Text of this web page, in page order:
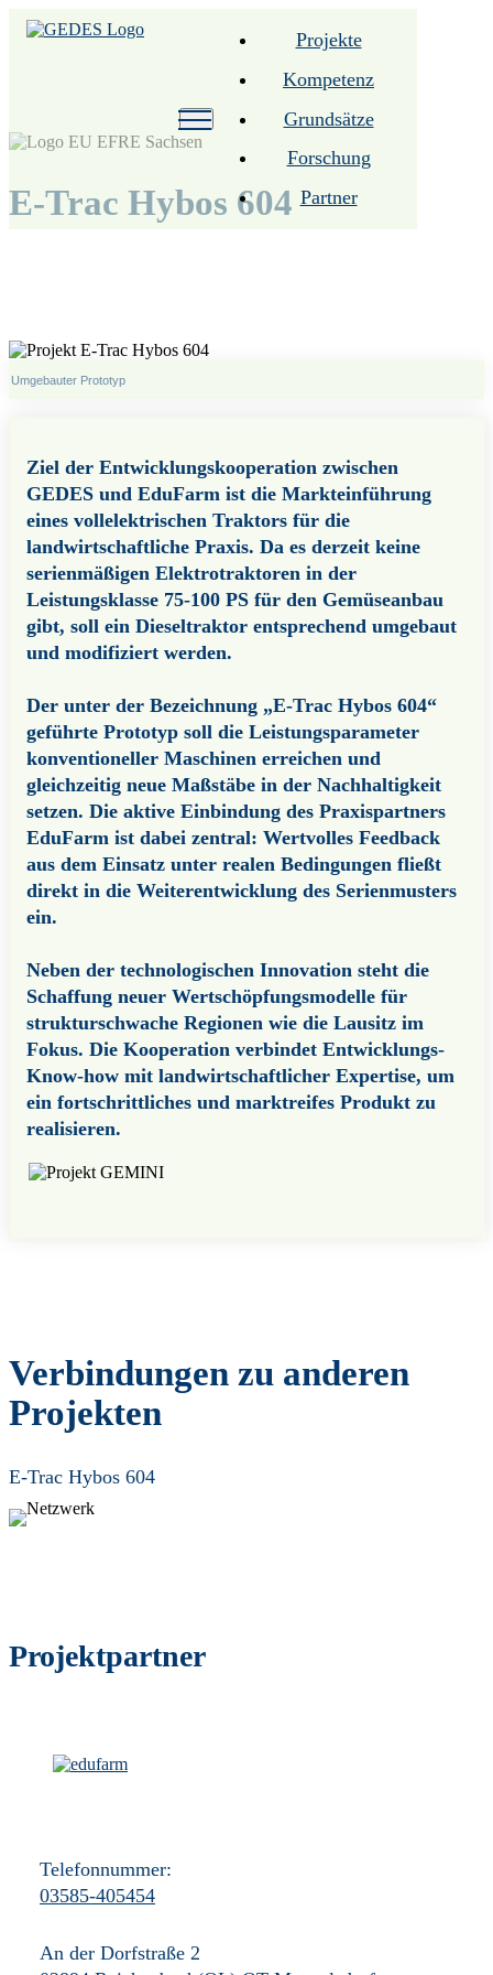
Projekte
Kompetenz
Grundsätze
Forschung
Partner
E-Trac Hybos 604
Umgebauter Prototyp
Ziel der Entwicklungskooperation zwischen
GEDES und EduFarm ist die Markteinführung
eines vollelektrischen Traktors für die
landwirtschaftliche Praxis. Da es derzeit keine
serienmäßigen Elektrotraktoren in der
Leistungsklasse 75-100 PS für den Gemüseanbau
gibt, soll ein Dieseltraktor entsprechend umgebaut
und modifiziert werden.
Der unter der Bezeichnung „E-Trac Hybos 604“
geführte Prototyp soll die Leistungsparameter
konventioneller Maschinen erreichen und
gleichzeitig neue Maßstäbe in der Nachhaltigkeit
setzen. Die aktive Einbindung des Praxispartners
EduFarm ist dabei zentral: Wertvolles Feedback
aus dem Einsatz unter realen Bedingungen fließt
direkt in die Weiterentwicklung des Serienmusters
ein.
Neben der technologischen Innovation steht die
Schaffung neuer Wertschöpfungsmodelle für
strukturschwache Regionen wie die Lausitz im
Fokus. Die Kooperation verbindet Entwicklungs-
Know-how mit landwirtschaftlicher Expertise, um
ein fortschrittliches und marktreifes Produkt zu
realisieren.
Verbindungen zu anderen
Projekten
E-Trac Hybos 604
Projektpartner
Telefonnummer:
03585-405454
An der Dorfstraße 2